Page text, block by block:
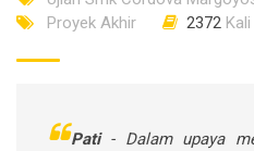
Proyek Akhir
2372
Pati- Dalam upaya